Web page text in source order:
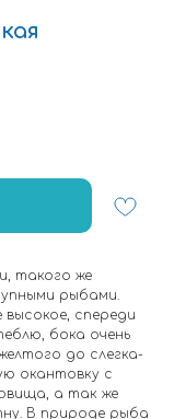
такого же
рыбами.
спереди
бока очень
до слегка-
окантовку с
а так же
В природе рыба